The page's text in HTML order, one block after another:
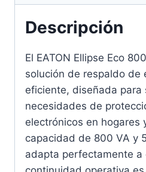
Descripción
El EATON Ellipse Eco
solución de respaldo de
eficiente, diseñada para
necesidades de
electrónicos en hogares
capacidad de 800 VA y
adapta perfectamente a